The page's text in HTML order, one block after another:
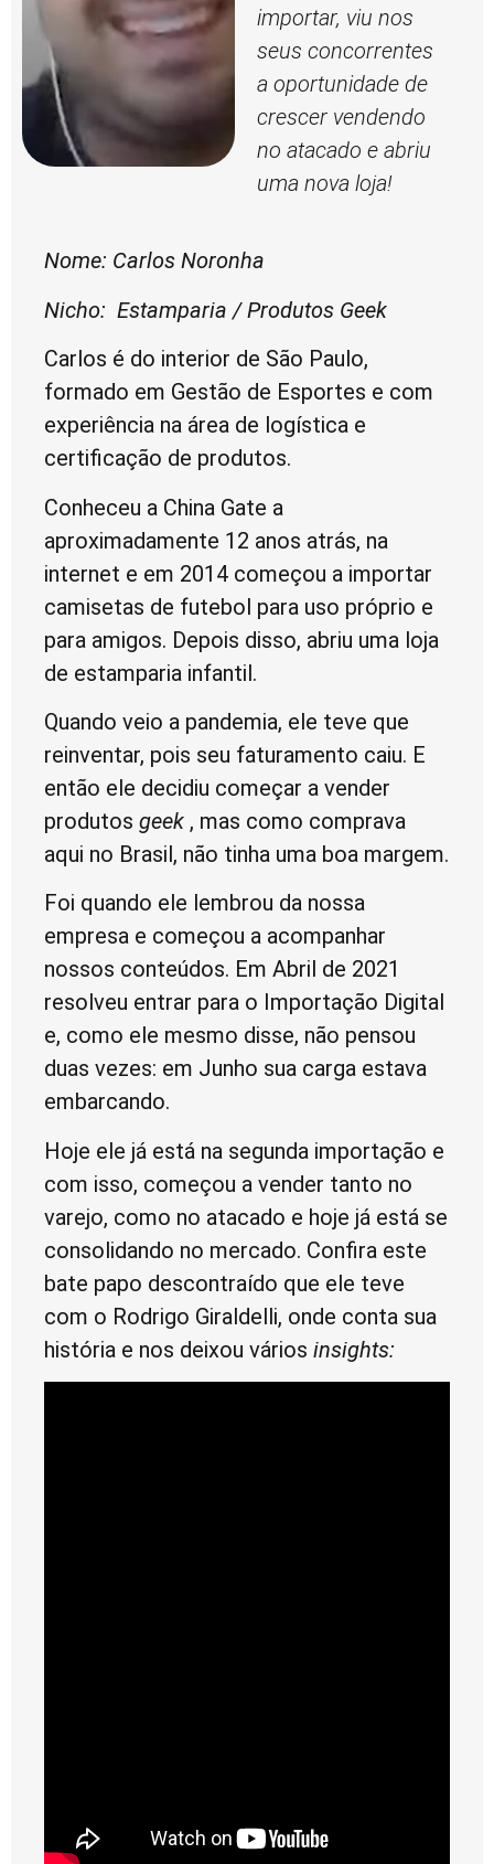
importar, viu nos
seus concorrentes
a oportunidade de
crescer vendendo
no atacado e abriu
uma nova loja!
Nome: Carlos Noronha
Nicho: Estamparia / Produtos Geek
Carlos é do interior de São Paulo,
formado em Gestão de Esportes e com
experiência na área de logística e
certificação de produtos.
Conheceu a China Gate a
aproximadamente 12 anos atrás, na
internet e em 2014 começou a importar
camisetas de futebol para uso próprio e
para amigos. Depois disso, abriu uma loja
de estamparia infantil.
Quando veio a pandemia, ele teve que
reinventar, pois seu faturamento caiu. E
então ele decidiu começar a vender
produtos geek , mas como comprava
aqui no Brasil, não tinha uma boa margem.
Foi quando ele lembrou da nossa
empresa e começou a acompanhar
nossos conteúdos. Em Abril de 2021
resolveu entrar para o Importação Digital
e, como ele mesmo disse, não pensou
duas vezes: em Junho sua carga estava
embarcando.
Hoje ele já está na segunda importação e
com isso, começou a vender tanto no
varejo, como no atacado e hoje já está se
consolidando no mercado. Confira este
bate papo descontraído que ele teve
com o Rodrigo Giraldelli, onde conta sua
história e nos deixou vários insights: